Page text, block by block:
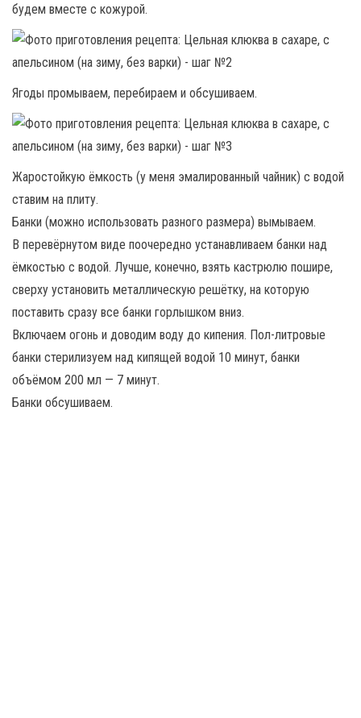
будем вместе с кожурой.
Ягоды промываем, перебираем и обсушиваем.
Жаростойкую ёмкость (у меня эмалированный чайник) с водой
ставим на плиту.
Банки (можно использовать разного размера) вымываем.
В перевёрнутом виде поочередно устанавливаем банки над
ёмкостью с водой. Лучше, конечно, взять кастрюлю пошире,
сверху установить металлическую решётку, на которую
поставить сразу все банки горлышком вниз.
Включаем огонь и доводим воду до кипения. Пол-литровые
банки стерилизуем над кипящей водой 10 минут, банки
объёмом 200 мл — 7 минут.
Банки обсушиваем.